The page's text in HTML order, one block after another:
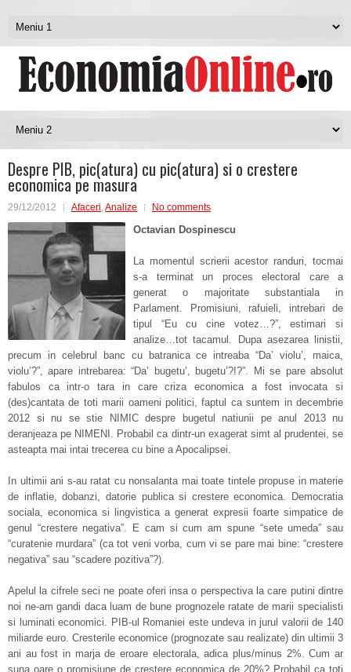
Despre PIB, pic(atura) cu pic(atura) si o crestere
economica pe masura
29/12/2012 Afaceri,Analize No comments
Octavian Dospinescu
La momentul scrierii acestor randuri, tocmai
s-a terminat un proces electoral care a
generat o majoritate substantiala in
Parlament. Promisiuni, rafuieli, intrebari de
tipul “Eu cu cine votez…?”, estimari si
analize…tot tacamul. Dupa asezarea linistii,
precum in celebrul banc cu batranica ce intreaba “Da’ violu’, maica,
violu’?”, apare intrebarea: “Da’ bugetu’, bugetu’?!?”. Mi se pare absolut
fabulos ca intr-o tara in care criza economica a fost invocata si
(des)cantata de toti marii oameni politici, faptul ca suntem in decembrie
2012 si nu se stie NIMIC despre bugetul natiunii pe anul 2013 nu
deranjeaza pe NIMENI. Probabil ca dintr-un exagerat simt al prudentei, se
asteapta mai intai trecerea cu bine a Apocalipsei.
In ultimii ani s-au ratat cu nonsalanta mai toate tintele propuse in materie
de inflatie, dobanzi, datorie publica si crestere economica. Democratia
sociala, economica si lingvistica a generat expresii foarte simpatice de
genul “crestere negativa”. E cam si cum am spune “sete umeda” sau
“curatenie murdara” (ca tot veni vorba, cum vi se pare mai bine: “crestere
negativa” sau “scadere pozitiva”?).
Apelul la cifrele seci ne poate oferi insa o perspectiva la care putini dintre
noi ne-am gandi daca luam de bune prognozele ratate de marii specialisti
si luminati economici. PIB-ul Romaniei este undeva in jurul valorii de 140
miliarde euro. Cresterile economice (prognozate sau realizate) din ultimii 3
ani au fost in marja de eroare electorala, adica plus/minus 2%. Cum ar
suna oare o promisiune de crestere economica de 20%? Probabil ca toti